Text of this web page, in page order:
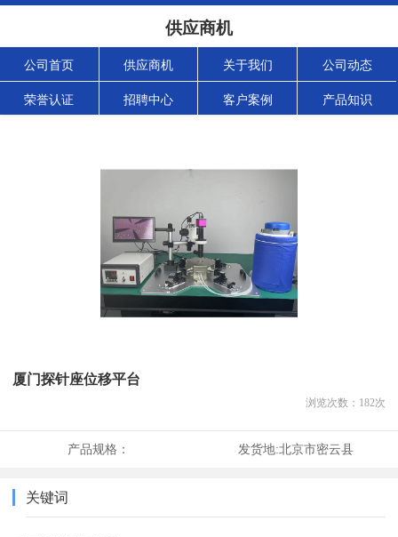
供应商机
公司首页 供应商机 关于我们 公司动态
荣誉认证 招聘中心 客户案例 产品知识
厦门探针座位移平台
浏览次数： 182次
产品规格： 发货地:北京市密云县
关键词